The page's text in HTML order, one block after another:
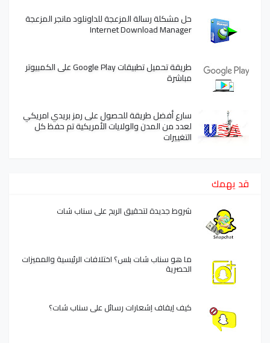
حل مشكلة رسالة المزعجة للداونلود مانجر المزعجة
Internet Download Manager
طريقة تحميل تطبيقات Google Play على الكمبيوتر
مباشرة
سارع أفضل طريقة للحصول على رمز بريدي امريكي
لعدد من المدن والولايات الأمريكية تم حفظ كل
التغييرات
قد يهمك
شروط جديدة لتحقيق الربح على سناب شات
ما هو سناب شات بلس؟ اختلافات الرئيسية والمميزات
الحصرية
كيف إيقاف إشعارات رسائل على سناب شات؟